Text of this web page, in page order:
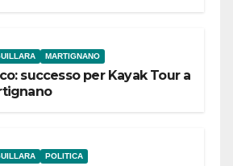
MARTIGNANO
successo per Kayak Tour a
POLITICA